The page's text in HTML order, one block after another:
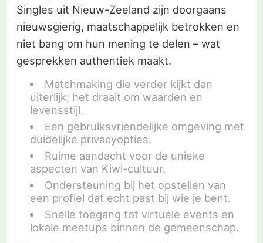
Singles uit Nieuw-Zeeland zijn doorgaans
nieuwsgierig, maatschappelijk betrokken en
niet bang om hun mening te delen – wat
gesprekken authentiek maakt.
Matchmaking die verder kijkt dan
uiterlijk; het draait om waarden en
levensstijl.
Een gebruiksvriendelijke omgeving met
duidelijke privacyopties.
Ruime aandacht voor de unieke
aspecten van Kiwi-cultuur.
Ondersteuning bij het opstellen van
een profiel dat echt past bij wie je bent.
Snelle toegang tot virtuele events en
lokale meetups binnen de gemeenschap.